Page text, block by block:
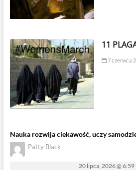
11
7 czerwca
Nauka rozwija ciekawość, uczy
Patty Black
20 lipca, 2026 @ 6:59